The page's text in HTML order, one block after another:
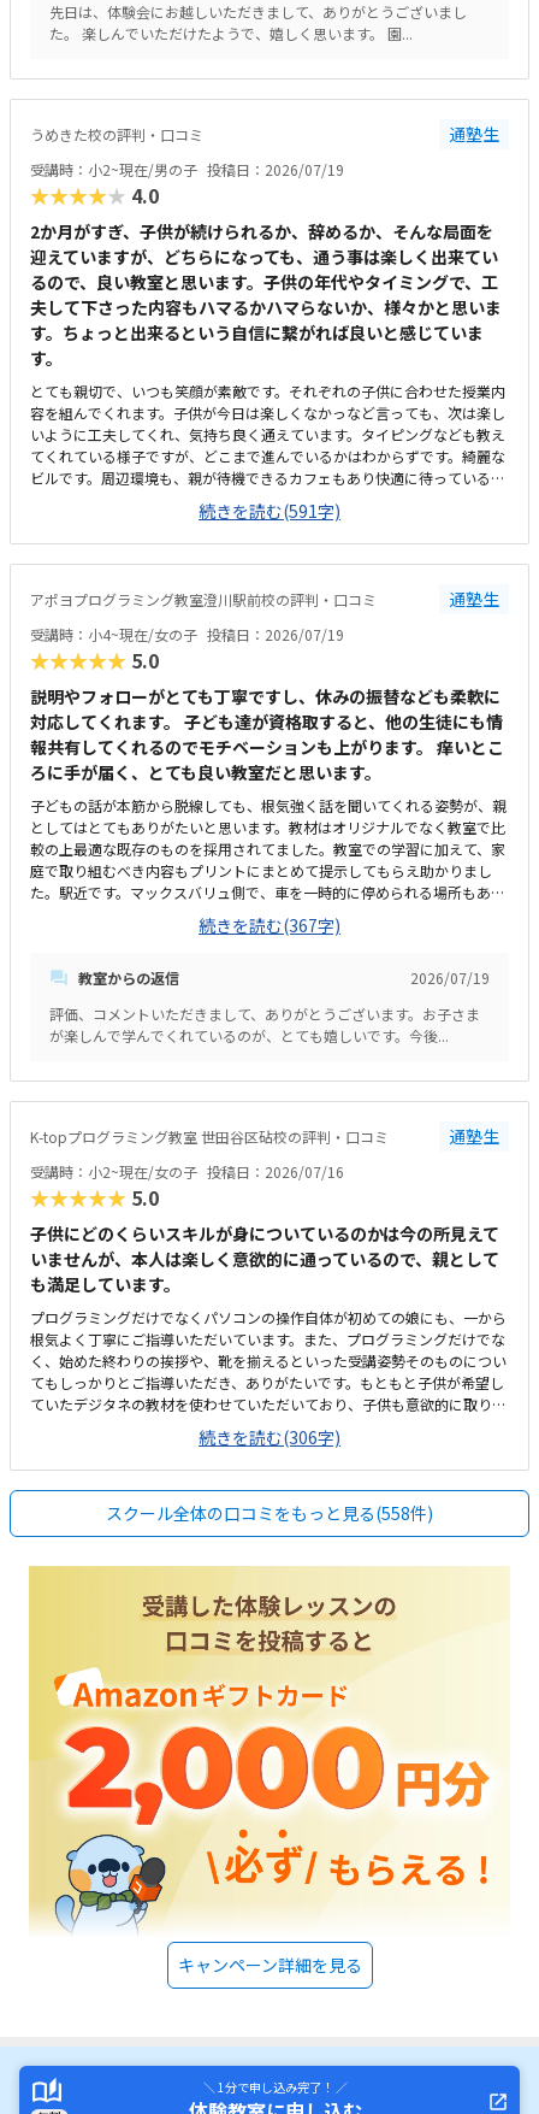
先日は、体験会にお越しいただきまして、ありがとうございまし
た。 楽しんでいただけたようで、嬉しく思います。 園...
うめきた校の評判・口コミ 通塾生
受講時：小2~現在/男の子 投稿日：2026/07/19
★★★★★ 4.0
2か月がすぎ、子供が続けられるか、辞めるか、そんな局面を
迎えていますが、どちらになっても、通う事は楽しく出来てい
るので、良い教室と思います。子供の年代やタイミングで、工
夫して下さった内容もハマるかハマらないか、様々かと思いま
す。ちょっと出来るという自信に繋がれば良いと感じていま
す。
とても親切で、いつも笑顔が素敵です。それぞれの子供に合わせた授業内
容を組んでくれます。子供が今日は楽しくなかっなど言っても、次は楽し
いように工夫してくれ、気持ち良く通えています。タイピングなども教え
てくれている様子ですが、どこまで進んでいるかはわからずです。綺麗な
ビルです。周辺環境も、親が待機できるカフェもあり快適に待っている事
が出来ます。立地はかなり良いです。教室に着くと、いつも明るい笑顔で
迎えてくれて、雰囲気もとても良いです。教室のパソコン椅子なども問題
ないと思います。プログラミング自体が高いが、週2回なので、千円でも
お手頃なら、最高で、他との差別化ができると思います。学校では習わな
いような思考して、完成に近づけていくところ、今までやった事のないチ
ャレンジだと思います。小2という事もあり、楽しかったり楽しくなく感
じたり、色々ですが、それに合わせて、先生が工夫してくれます。それが
嬉しかったです。タイピングも、それができるだけで、成長と思います。
先生方が優しく、特にはないですが、上げるとすれざ、今日は頑張ってく
れていましたと教えてくれるので安心していますがわ、どういう事をやっ
たかは目でみていないのでわからずで、話だけだったので、資料などで、
進捗の概要が親にも示されていると分かりやすいと思いました。雰囲気も
良い教室で、好きな気持ちがあれば、長く続く教室だと思います。
続きを読む(591字)
アポヨプログラミング教室澄川駅前校の評判・口コミ 通塾生
受講時：小4~現在/女の子 投稿日：2026/07/19
★★★★★ 5.0
説明やフォローがとても丁寧ですし、休みの振替なども柔軟に
対応してくれます。 子ども達が資格取すると、他の生徒にも情
報共有してくれるのでモチベーションも上がります。 痒いとこ
ろに手が届く、とても良い教室だと思います。
子どもの話が本筋から脱線しても、根気強く話を聞いてくれる姿勢が、親
としてはとてもありがたいと思います。教材はオリジナルでなく教室で比
較の上最適な既存のものを採用されてました。教室での学習に加えて、家
庭で取り組むべき内容もプリントにまとめて提示してもらえ助かりまし
た。駅近です。マックスバリュ側で、車を一時的に停められる場所もある
ので通学に困ることはなくとても便利だと思います。余計なものはなく、
マイクラのぬいぐるみを置いて子ども達がレッスン内容に興味を持てるよ
験も可能で、資格取得までのロードマップも明示してくれるので、適切な
しみにしてて、レッスンもウキウキで出てくるので、通わせて良かったと
思います。
続きを読む(367字)
教室からの返信
2026/07/19
評価、コメントいただきまして、ありがとうございます。お子さま
が楽しんで学んでくれているのが、とても嬉しいです。今後...
K-topプログラミング教室 世田谷区砧校の評判・口コミ 通塾生
受講時：小2~現在/女の子 投稿日：2026/07/16
★★★★★ 5.0
子供にどのくらいスキルが身についているのかは今の所見えて
いませんが、本人は楽しく意欲的に通っているので、親として
も満足しています。
プログラミングだけでなくパソコンの操作自体が初めての娘にも、一から
根気よく丁寧にご指導いただいています。また、プログラミングだけでな
く、始めた終わりの挨拶や、靴を揃えるといった受講姿勢そのものについ
てもしっかりとご指導いただき、ありがたいです。もともと子供が希望し
ていたデジタネの教材を使わせていただいており、子供も意欲的に取り組
んでいます。看板などが無いためGoogleマップで見ても最初だけ場所が
わかりづらかったですが、覚えれば問題ありません。シンプルで余計なも
のが無く、集中できるスペースになっていると思います。安くはありませ
んが高すぎるとも感じず、レッスンの回数や内容を踏まえると相応な料金
だと思います。
続きを読む(306字)
スクール全体の口コミをもっと見る(558件)
キャンペーン詳細を見る
＼ 1分で申し込み完了！ ／